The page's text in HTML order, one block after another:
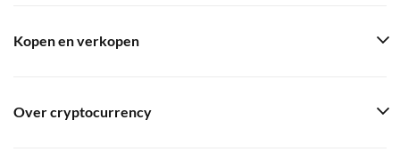
Kopen en verkopen
Over cryptocurrency